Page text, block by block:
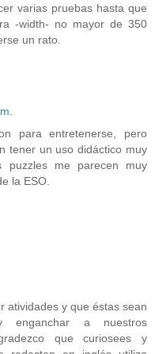
varias pruebas hasta que
-width- no mayor de 350
un rato.
para entretenerse, pero
tener un uso didáctico muy
puzzles me parecen muy
la ESO.
atividades y que éstas sean
enganchar a nuestros
que curiosees y